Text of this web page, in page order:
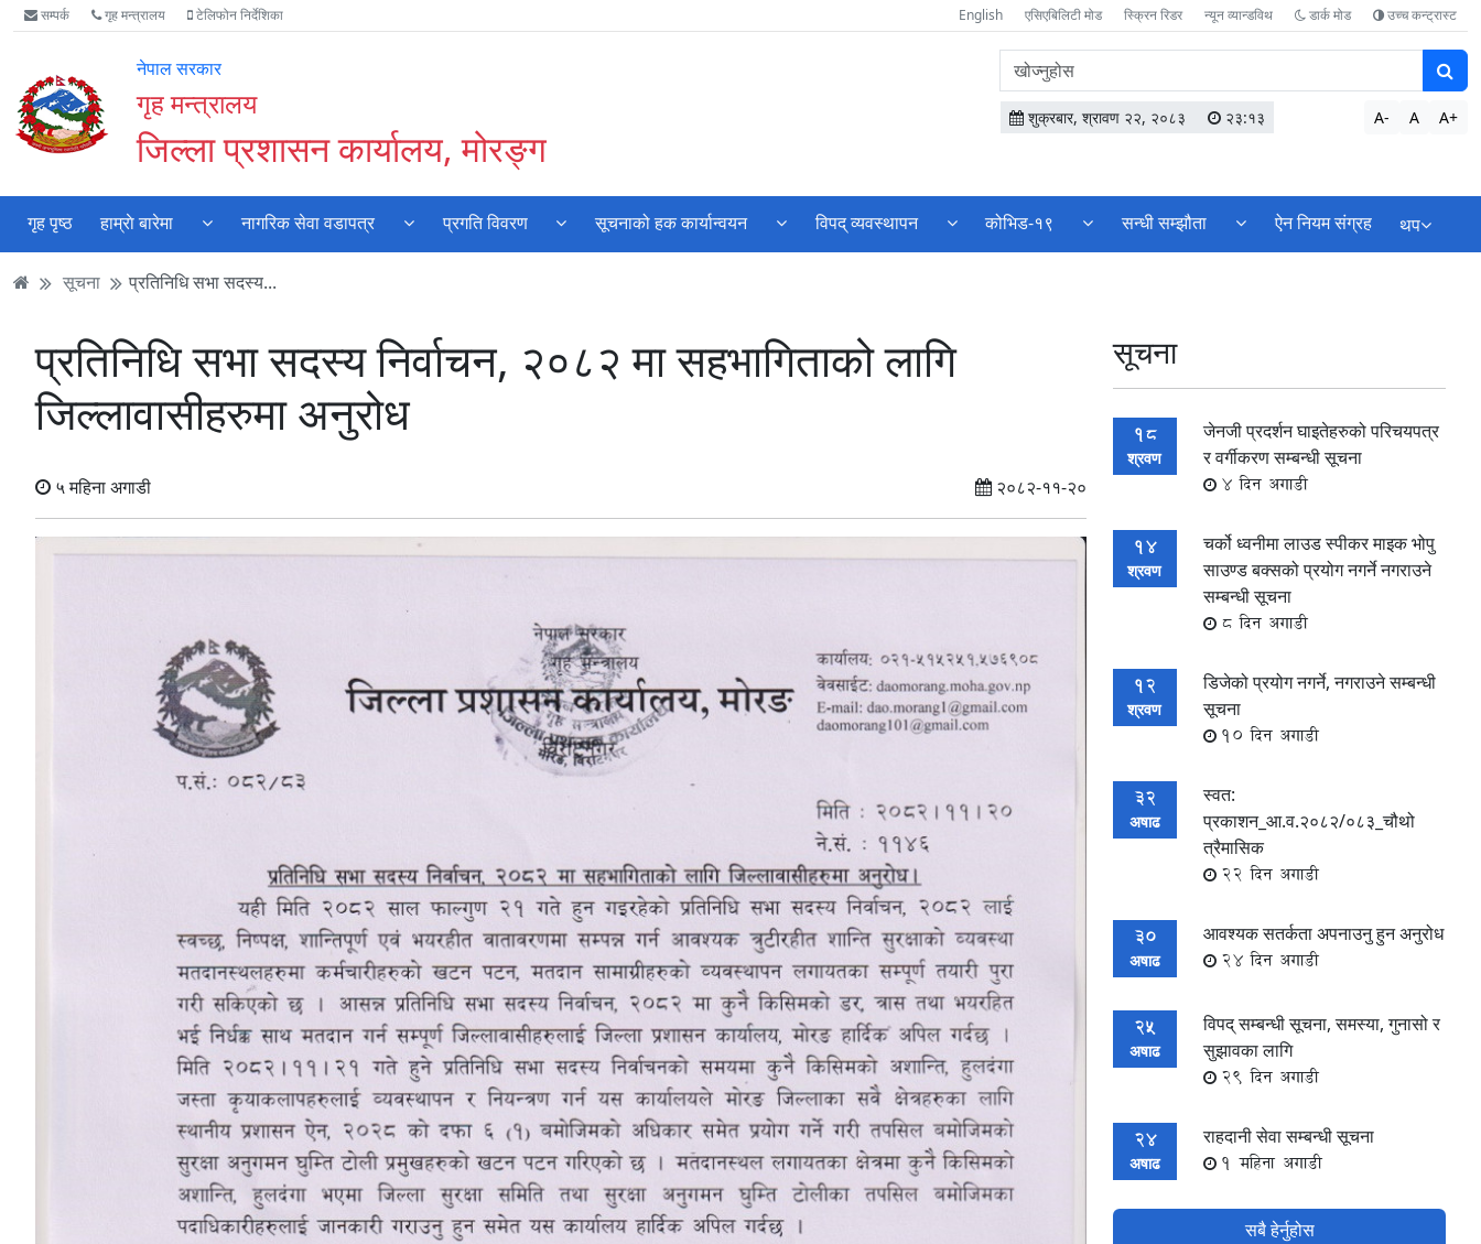
Accessibility
Mode
गर्नुहोस्
मुख्य
सामाग्री
मुख्य
नेभिगेसन
वेबसाइट
खोजमा
सम्पर्क गृह मन्त्रालय टेलिफोन निर्देशिका English एसिएबिलिटी मोड स्क्रिन रिडर न्यून व्यान्डविथ डार्क मोड उच्च कन्ट्रास्ट
नेपाल सरकार
गृह मन्त्रालय
जिल्ला प्रशासन कार्यालय, मोरङ्ग
वेबसाइटमा
सामग्री
खोज्नुहोस
शुक्रबार, श्रावण २२, २०८३ २३:१३ A- A A+
गृह पृष्ठ हाम्राे बारेमा नागरिक सेवा वडापत्र प्रगति विवरण सूचनाको हक कार्यान्वयन विपद् व्यवस्थापन कोभिड-१९ सन्धी सम्झौता ऐन नियम संग्रह थप
सूचना प्रतिनिधि सभा सदस्य...
प्रतिनिधि सभा सदस्य निर्वाचन, २०८२ मा सहभागिताको लागि
जिल्लावासीहरुमा अनुरोध
५ महिना अगाडी २०८२-११-२०
सूचना
18
श्रवण
जेनजी प्रदर्शन घाइतेहरुको परिचयपत्र
र वर्गीकरण सम्बन्धी सूचना
4 दिन अगाडी
14
श्रवण
चर्को ध्वनीमा लाउड स्पीकर माइक भोपु
साउण्ड बक्सको प्रयोग नगर्ने नगराउने
सम्बन्धी सूचना
8 दिन अगाडी
12
श्रवण
डिजेको प्रयोग नगर्ने, नगराउने सम्बन्धी
सूचना
10 दिन अगाडी
32
अषाढ
स्वत:
प्रकाशन_आ.व.२०८२/०८३_चौथो
त्रैमासिक
22 दिन अगाडी
30
अषाढ
आवश्यक सतर्कता अपनाउनु हुन अनुरोध
24 दिन अगाडी
25
अषाढ
विपद् सम्बन्धी सूचना, समस्या, गुनासो र
सुझावका लागि
29 दिन अगाडी
24
अषाढ
राहदानी सेवा सम्बन्धी सूचना
1 महिना अगाडी
सबै हेर्नुहोस